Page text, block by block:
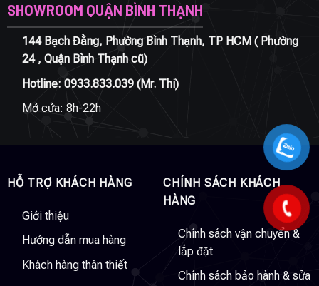
SHOWROOM QUẬN BÌNH THẠNH
144 Bạch Đằng, Phường Bình Thạnh, TP HCM ( Phường
24 , Quận Bình Thạnh cũ)
Hotline: 0933.833.039(Mr. Thi)
Mở cửa: 8h-22h
HỖ TRỢ KHÁCH HÀNG
Giới thiệu
Hướng dẫn mua hàng
Khách hàng thân thiết
CHÍNH SÁCH KHÁCH
HÀNG
Chính sách vận chuyển &
lắp đặt
Chính sách bảo hành & sửa